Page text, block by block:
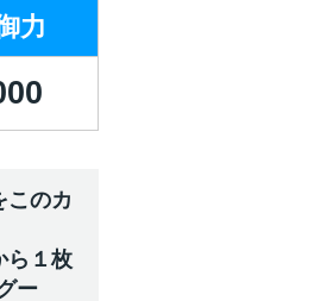
力
このカ
ら１枚
ー